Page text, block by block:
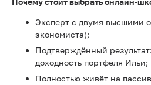
Эксперт с двумя высшими
экономиста);
Подтверждённый
доходность портфеля Ильи;
Полностью живёт на